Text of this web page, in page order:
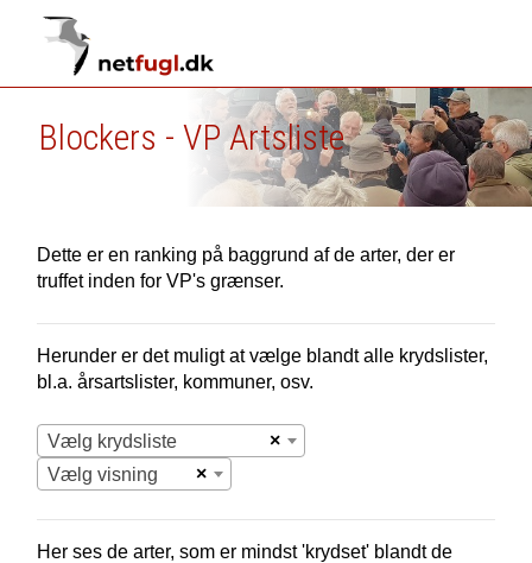
Blockers - VP Artsliste
Dette er en ranking på baggrund af de arter, der er
truffet inden for VP's grænser.
Herunder er det muligt at vælge blandt alle krydslister,
bl.a. årsartslister, kommuner, osv.
×
Vælg krydsliste
×
Vælg visning
Her ses de arter, som er mindst 'krydset' blandt de